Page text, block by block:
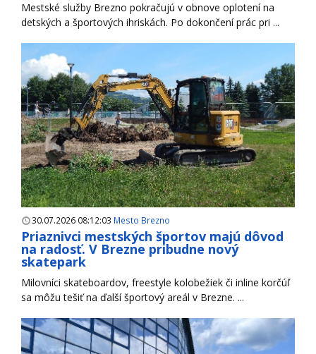
Mestské služby Brezno pokračujú v obnove oplotení na
detských a športových ihriskách. Po dokončení prác pri ...
30.07.2026 08:12:03 Mesto Brezno
Priaznivci mestských športov majú dôvod
na radosť. V Brezne pribudne nový
skatepark
Milovníci skateboardov, freestyle kolobežiek či inline korčúľ
sa môžu tešiť na ďalší športový areál v Brezne. ...